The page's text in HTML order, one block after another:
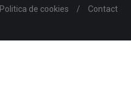
Politica de cookies / Contact